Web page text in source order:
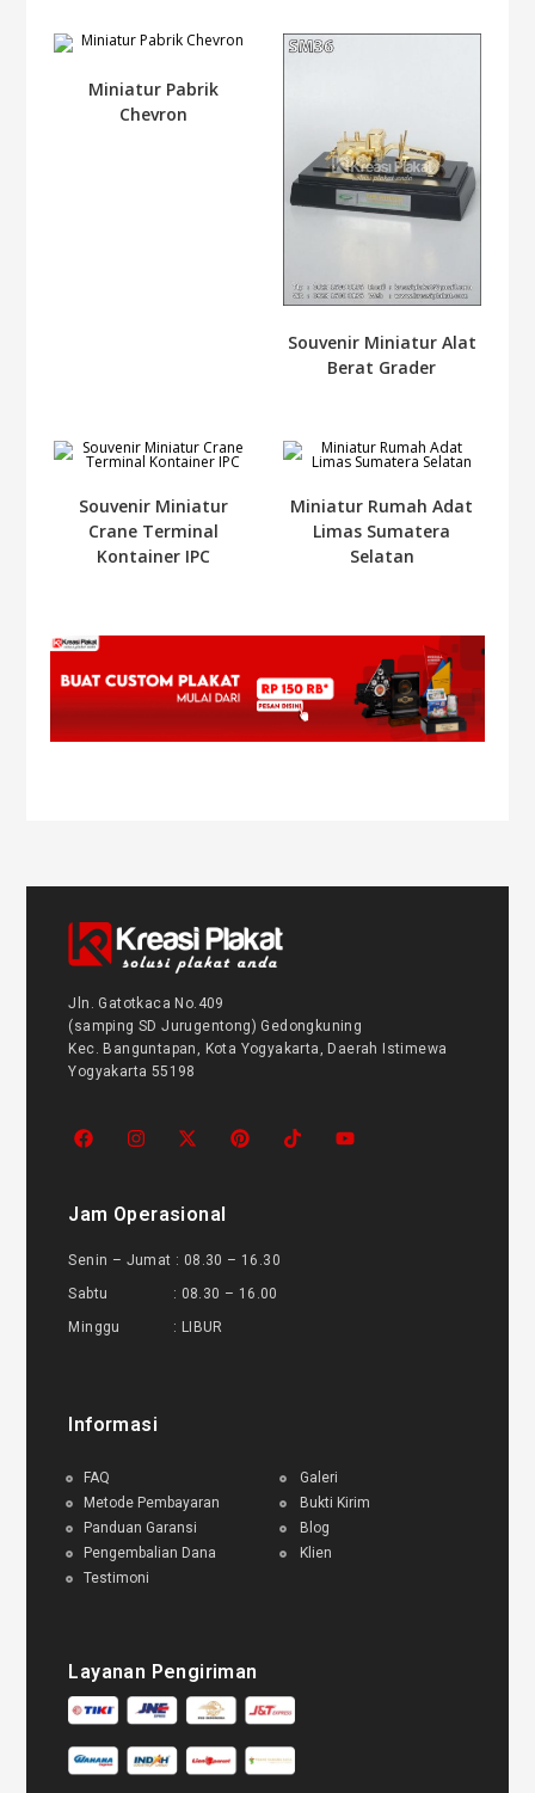
Miniatur Pabrik
Chevron
Souvenir Miniatur Alat
Berat Grader
Souvenir Miniatur
Crane Terminal
Kontainer IPC
Miniatur Rumah Adat
Limas Sumatera
Selatan
Jln. Gatotkaca No.409
(samping SD Jurugentong) Gedongkuning
Kec. Banguntapan, Kota Yogyakarta, Daerah Istimewa
Yogyakarta 55198
Jam Operasional
Senin – Jumat : 08.30 – 16.30
Sabtu : 08.30 – 16.00
Minggu : LIBUR
Informasi
FAQ
Metode Pembayaran
Panduan Garansi
Pengembalian Dana
Testimoni
Galeri
Bukti Kirim
Blog
Klien
Layanan Pengiriman